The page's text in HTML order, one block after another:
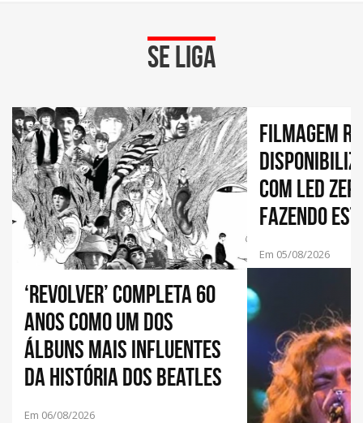
Se Liga
‘Revolver’ completa 60
anos como um dos
álbuns mais influentes
da história dos Beatles
Em 06/08/2026
Filmagem
com Led
fazendo
de
Em 05/08/2026